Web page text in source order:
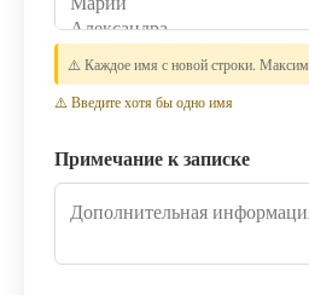
⚠️ Каждое имя с новой строки.
⚠️ Введите хотя бы одно имя
Примечание к записке